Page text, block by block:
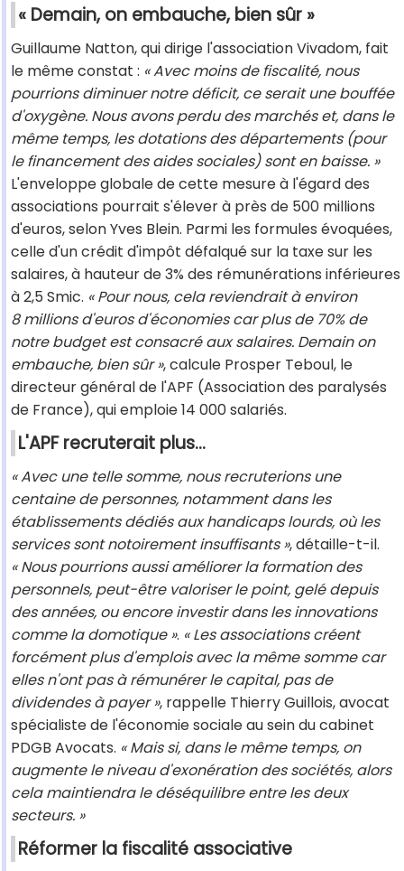
« Demain, on embauche, bien sûr »
Guillaume Natton, qui dirige l'association Vivadom, fait
le même constat : « Avec moins de fiscalité, nous
pourrions diminuer notre déficit, ce serait une bouffée
d'oxygène. Nous avons perdu des marchés et, dans le
même temps, les dotations des départements (pour
le financement des aides sociales) sont en baisse. »
L'enveloppe globale de cette mesure à l'égard des
associations pourrait s'élever à près de 500 millions
d'euros, selon Yves Blein. Parmi les formules évoquées,
celle d'un crédit d'impôt défalqué sur la taxe sur les
salaires, à hauteur de 3% des rémunérations inférieures
à 2,5 Smic. « Pour nous, cela reviendrait à environ
8 millions d'euros d'économies car plus de 70% de
notre budget est consacré aux salaires. Demain on
embauche, bien sûr », calcule Prosper Teboul, le
directeur général de l'APF (Association des paralysés
de France), qui emploie 14 000 salariés.
L'APF recruterait plus…
« Avec une telle somme, nous recruterions une
centaine de personnes, notamment dans les
établissements dédiés aux handicaps lourds, où les
services sont notoirement insuffisants », détaille-t-il.
« Nous pourrions aussi améliorer la formation des
personnels, peut-être valoriser le point, gelé depuis
des années, ou encore investir dans les innovations
comme la domotique ». « Les associations créent
forcément plus d'emplois avec la même somme car
elles n'ont pas à rémunérer le capital, pas de
dividendes à payer », rappelle Thierry Guillois, avocat
spécialiste de l'économie sociale au sein du cabinet
PDGB Avocats. « Mais si, dans le même temps, on
augmente le niveau d'exonération des sociétés, alors
cela maintiendra le déséquilibre entre les deux
secteurs. »
Réformer la fiscalité associative